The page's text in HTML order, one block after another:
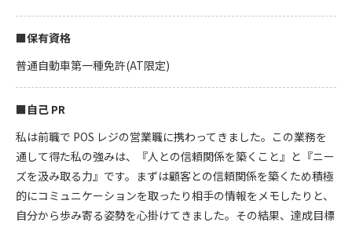
■保有資格
普通自動車第一種免許(AT限定)
■自己 PR
私は前職で POS レジの営業職に携わってきました。この業務を
通して得た私の強みは、『人との信頼関係を築くこと』と『ニー
ズを汲み取る力』です。まずは顧客との信頼関係を築くため積極
的にコミュニケーションを取ったり相手の情報をメモしたりと、
自分から歩み寄る姿勢を心掛けてきました。その結果、達成目標